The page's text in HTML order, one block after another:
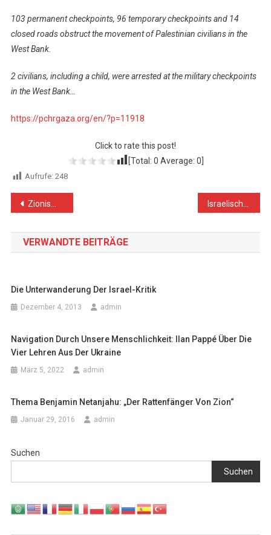
103 permanent checkpoints, 96 temporary checkpoints and 14
closed roads obstruct the movement of Palestinian civilians in the
West Bank.
2 civilians, including a child, were arrested at the military checkpoints
in the West Bank…
https://pchrgaza.org/en/?p=11918
Click to rate this post!
[Total: 0 Average: 0
Aufrufe: 248
Beitragsnavigation
Zionismus kennt keine Schuld und keine Sühne Israelische Angriffe auf palästinensische Gefangene sind grausam
VERWANDTE BEITRÄGE
Die Unterwanderung Der Israel-Kritik
Dezember 4, 2013 admin
Navigation Durch Unsere Menschlichkeit: Ilan Pappé Über Die
Vier Lehren Aus Der Ukraine
März 5, 2022 admin
Thema Benjamin Netanjahu: „Der Rattenfänger Von Zion“
Januar 29, 2016 admin
Suchen
Suchen